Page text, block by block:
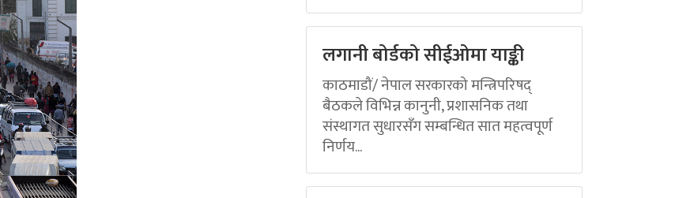
लगानी बोर्डको सीईओमा याङ्की
काठमाडौं/ नेपाल सरकारको मन्त्रिपरिषद्
बैठकले विभिन्न कानुनी, प्रशासनिक तथा
संस्थागत सुधारसँग सम्बन्धित सात महत्वपूर्ण
निर्णय...